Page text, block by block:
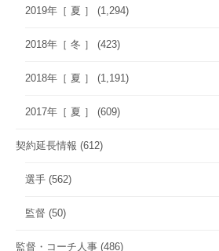
2019年［ 夏 ］ (1,294)
2018年［ 冬 ］ (423)
2018年［ 夏 ］ (1,191)
2017年［ 夏 ］ (609)
契約延長情報 (612)
選手 (562)
監督 (50)
監督・コーチ人事 (486)